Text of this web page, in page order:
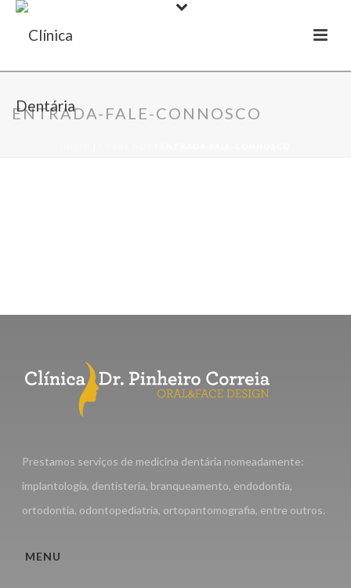
ENTRADA-FALE-CONNOSCO
Prestamos serviços de medicina dentária nomeadamente:
implantologia, dentisteria, branqueamento, endodontia,
ortodontia, odontopediatria, ortopantomografia, entre outros.
MENU